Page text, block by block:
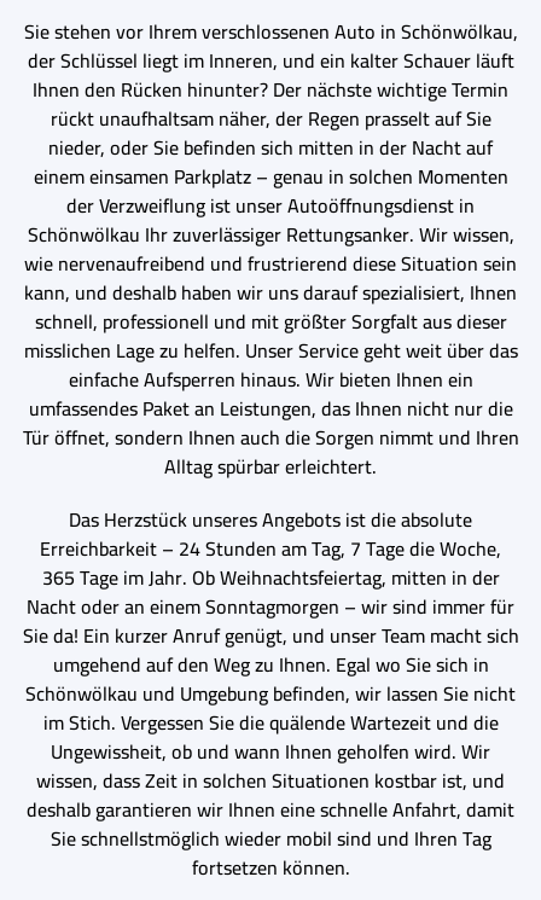
Sie stehen vor Ihrem verschlossenen Auto in Schönwölkau,
der Schlüssel liegt im Inneren, und ein kalter Schauer läuft
Ihnen den Rücken hinunter? Der nächste wichtige Termin
rückt unaufhaltsam näher, der Regen prasselt auf Sie
nieder, oder Sie befinden sich mitten in der Nacht auf
einem einsamen Parkplatz – genau in solchen Momenten
der Verzweiflung ist unser Autoöffnungsdienst in
Schönwölkau Ihr zuverlässiger Rettungsanker. Wir wissen,
wie nervenaufreibend und frustrierend diese Situation sein
kann, und deshalb haben wir uns darauf spezialisiert, Ihnen
schnell, professionell und mit größter Sorgfalt aus dieser
misslichen Lage zu helfen. Unser Service geht weit über das
einfache Aufsperren hinaus. Wir bieten Ihnen ein
umfassendes Paket an Leistungen, das Ihnen nicht nur die
Tür öffnet, sondern Ihnen auch die Sorgen nimmt und Ihren
Alltag spürbar erleichtert.
Das Herzstück unseres Angebots ist die absolute
Erreichbarkeit – 24 Stunden am Tag, 7 Tage die Woche,
365 Tage im Jahr. Ob Weihnachtsfeiertag, mitten in der
Nacht oder an einem Sonntagmorgen – wir sind immer für
Sie da! Ein kurzer Anruf genügt, und unser Team macht sich
umgehend auf den Weg zu Ihnen. Egal wo Sie sich in
Schönwölkau und Umgebung befinden, wir lassen Sie nicht
im Stich. Vergessen Sie die quälende Wartezeit und die
Ungewissheit, ob und wann Ihnen geholfen wird. Wir
wissen, dass Zeit in solchen Situationen kostbar ist, und
deshalb garantieren wir Ihnen eine schnelle Anfahrt, damit
Sie schnellstmöglich wieder mobil sind und Ihren Tag
fortsetzen können.